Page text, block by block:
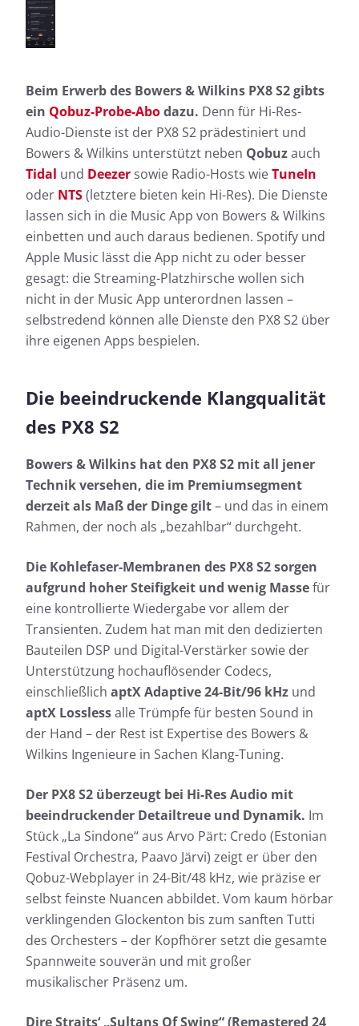
Beim Erwerb des Bowers & Wilkins PX8 S2 gibts
ein Qobuz-Probe-Abodazu. Denn für Hi-Res-
Audio-Dienste ist der PX8 S2 prädestiniert und
Bowers & Wilkins unterstützt neben Qobuzauch
Tidal und Deezer sowie Radio-Hosts wieTuneIn
oder NTS(letztere bieten kein Hi-Res). Die Dienste
lassen sich in die Music App von Bowers & Wilkins
einbetten und auch daraus bedienen. Spotify und
Apple Music lässt die App nicht zu oder besser
gesagt: die Streaming-Platzhirsche wollen sich
nicht in der Music App unterordnen lassen –
selbstredend können alle Dienste den PX8 S2 über
ihre eigenen Apps bespielen.
Die beeindruckende Klangqualität
des PX8 S2
Bowers & Wilkins hat den PX8 S2 mit all jener
Technik versehen, die im Premiumsegment
derzeit als Maß der Dinge gilt– und das in einem
Rahmen, der noch als „bezahlbar“ durchgeht.
Die Kohlefaser-Membranen des PX8 S2 sorgen
aufgrund hoher Steifigkeit und wenig Massefür
eine kontrollierte Wiedergabe vor allem der
Transienten. Zudem hat man mit den dedizierten
Bauteilen DSP und Digital-Verstärker sowie der
Unterstützung hochauflösender Codecs,
einschließlich aptX Adaptive 24-Bit/96 kHz und
aptX Losslessalle Trümpfe für besten Sound in
der Hand – der Rest ist Expertise des Bowers &
Wilkins Ingenieure in Sachen Klang-Tuning.
Der PX8 S2 überzeugt bei Hi-Res Audio mit
beeindruckender Detailtreue und Dynamik. Im
Stück „La Sindone“ aus Arvo Pärt: Credo (Estonian
Festival Orchestra, Paavo Järvi) zeigt er über den
Qobuz-Webplayer in 24-Bit/48 kHz, wie präzise er
selbst feinste Nuancen abbildet. Vom kaum hörbar
verklingenden Glockenton bis zum sanften Tutti
des Orchesters – der Kopfhörer setzt die gesamte
Spannweite souverän und mit großer
musikalischer Präsenz um.
Dire Straits‘ „Sultans Of Swing“ (Remastered 24